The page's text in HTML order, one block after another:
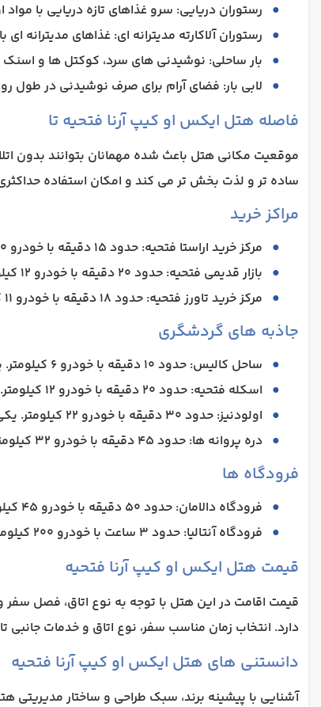
رستوران دریایی: سرو غذاهای تازه دریایی با
رستوران آلاکارته مدیترانه ای: غذاهای مدیترانه
بار ساحلی: نوشیدنی های سرد، کوکتل ها و
لابی بار: فضای آرام برای صرف نوشیدنی در طول
فاصله هتل ایکس او کیپ آرنا فتحیه تا
موقعیت مکانی هتل باعث شده مهمانان بتوانند بدون
ساده تر و لذت بخش تر می کند و امکان استفاده
مراکز خرید
مرکز خرید اراستا فتحیه: حدود 15 دقیقه با خودرو 10 کیلومتر. این مرکز خرید مدرن میزبان برندهای متنوع، فودکورت و فضای تفریحی برای خانواده ها است.
بازار قدیمی فتحیه: حدود 20 دقیقه با خودرو 12 کیلومتر. این بازار سنتی بهترین گزینه برای خرید سوغاتی، صنایع دستی و محصولات محلی محسوب می شود.
مرکز خرید تاورز فتحیه: حدود 18 دقیقه با خودرو 11 کیلومتر. مجموعه ای تجاری و تفریحی با فروشگاه ها، کافه ها و فضای گردهمایی مدرن است.
جاذبه های گردشگری
ساحل کالیس: حدود 10 دقیقه با خودرو 6 کیلومتر. یکی از معروف ترین سواحل فتحیه برای شنا، آفتاب گیری و تماشای غروب آفتاب است.
اسکله فتحیه: حدود 20 دقیقه با خودرو 12 کیلومتر. نقطه شروع تورهای قایق سواری، گشت جزایر و تفریحات دریایی است.
اولودنیز: حدود 30 دقیقه با خودرو 22 کیلومتر. یکی از مشهورترین سواحل ترکیه با آب های فیروزه ای و پرواز پاراگلایدر است.
دره پروانه ها: حدود 45 دقیقه با خودرو 32 کیلومتر. منطقه ای طبیعی و بکر با مسیر قایقی و آبشارهای دیدنی است.
فرودگاه ها
فرودگاه دالامان: حدود 50 دقیقه با خودرو 45 کیلومتر. فرودگاه اصلی منطقه فتحیه با پروازهای بین المللی و داخلی متعدد است.
فرودگاه آنتالیا: حدود 3 ساعت با خودرو 200 کیلومتر. یکی از پرترددترین فرودگاه های ترکیه برای دسترسی به مناطق مدیترانه ای است.
قیمت هتل ایکس او کیپ آرنا فتحیه
قیمت اقامت در این هتل با توجه به نوع اتاق، فصل سفر
دارد. انتخاب زمان مناسب سفر، نوع اتاق و خدمات
دانستنی های هتل ایکس او کیپ آرنا فتحیه
آشنایی با پیشینه برند، سبک طراحی و ساختار